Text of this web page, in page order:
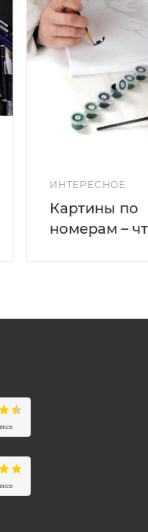
ИНТЕРЕСНОЕ
Картины по
номерам –